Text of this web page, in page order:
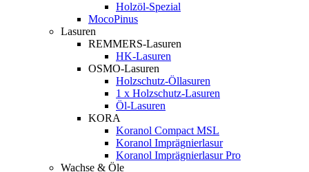
Holzöl-Spezial
MocoPinus
Lasuren
REMMERS-Lasuren
HK-Lasuren
OSMO-Lasuren
Holzschutz-Öllasuren
1 x Holzschutz-Lasuren
Öl-Lasuren
KORA
Koranol Compact MSL
Koranol Imprägnierlasur
Koranol Imprägnierlasur Pro
Wachse & Öle